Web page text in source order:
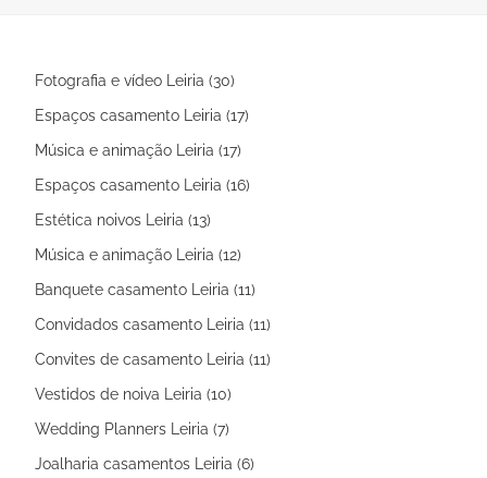
Fotografia e vídeo Leiria (30)
Espaços casamento Leiria (17)
Música e animação Leiria (17)
Espaços casamento Leiria (16)
Estética noivos Leiria (13)
Música e animação Leiria (12)
Banquete casamento Leiria (11)
Convidados casamento Leiria (11)
Convites de casamento Leiria (11)
Vestidos de noiva Leiria (10)
Wedding Planners Leiria (7)
Joalharia casamentos Leiria (6)